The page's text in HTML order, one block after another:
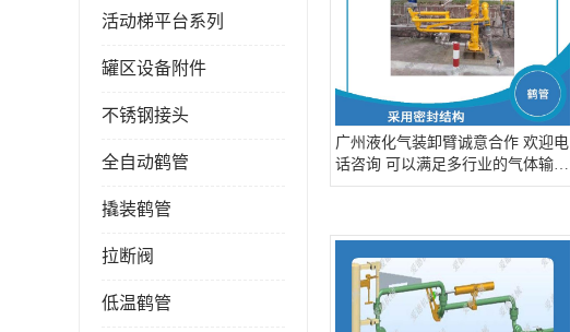
活动梯平台系列
罐区设备附件
不锈钢接头
全自动鹤管
撬装鹤管
拉断阀
低温鹤管
广州液化气装卸臂诚意合作 欢迎电
话咨询 可以满足多行业的气体输送
需求